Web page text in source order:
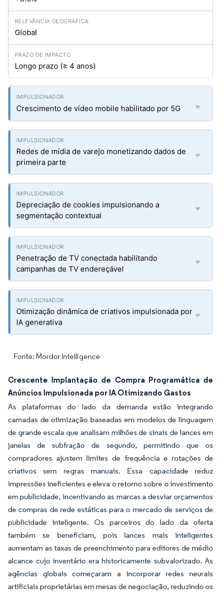
Global
Longo prazo (≥ 4 anos)
Crescimento de vídeo mobile habilitado por 5G
Redes de mídia de varejo monetizando dados de
primeira parte
Depreciação de cookies impulsionando a
segmentação contextual
Penetração de TV conectada habilitando
campanhas de TV endereçável
Otimização dinâmica de criativos impulsionada por
IA generativa
Fonte: Mordor Intelligence
Crescente Implantação de Compra Programática de
Anúncios Impulsionada por IA Otimizando Gastos
As plataformas do lado da demanda estão integrando
camadas de otimização baseadas em modelos de linguagem
de grande escala que analisam milhões de sinais de lances em
janelas de subfração de segundo, permitindo que os
compradores ajustem limites de frequência e rotações de
criativos sem regras manuais. Essa capacidade reduz
impressões ineficientes e eleva o retorno sobre o investimento
em publicidade, incentivando as marcas a desviar orçamentos
de compras de rede estáticas para o mercado de serviços de
publicidade inteligente. Os parceiros do lado da oferta
também se beneficiam, pois lances mais inteligentes
aumentam as taxas de preenchimento para editores de médio
alcance cujo inventário era historicamente subvalorizado. As
agências globais começaram a incorporar redes neurais
artificiais proprietárias em mesas de negociação, reduzindo os